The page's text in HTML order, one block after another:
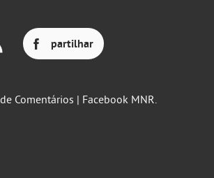
partilhar
Comentários | Facebook MNR.